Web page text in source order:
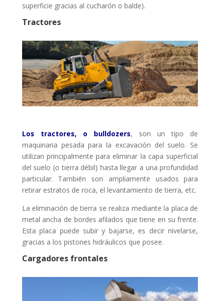
superficie gracias al cucharón o balde).
Tractores
Los tractores, o bulldozers, son un tipo de
maquinaria pesada para la excavación del suelo. Se
utilizan principalmente para eliminar la capa superficial
del suelo (o tierra débil) hasta llegar a una profundidad
particular. También son ampliamente usados para
retirar estratos de roca, el levantamiento de tierra, etc.
La eliminación de tierra se realiza mediante la placa de
metal ancha de bordes afilados que tiene en su frente.
Esta placa puede subir y bajarse, es decir nivelarse,
gracias a los pistones hidráulicos que posee.
Cargadores frontales